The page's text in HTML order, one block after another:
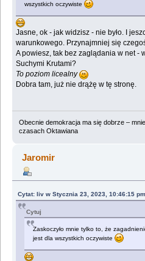
wszystkich oczywiste
Jasne, ok - jak widzisz - nie było. I
warunkowego. Przynajmniej się
A powiesz, tak bez zaglądania w net -
Suchymi Krutami?
To poziom licealny
Dobra tam, już nie drążę w tę stronę.
Obecnie demokracja ma się dobrze –
czasach Oktawiana
Jaromir
Cytat: liv w Stycznia 23, 2023, 10:46:15 pm
Cytuj
Zaskoczyło mnie tylko to, że
jest dla wszystkich oczywiste